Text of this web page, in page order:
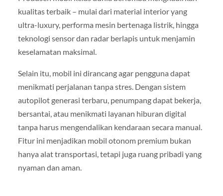
kualitas terbaik – mulai dari material interior yang
ultra-luxury, performa mesin bertenaga listrik, hingga
teknologi sensor dan radar berlapis untuk menjamin
keselamatan maksimal.
Selain itu, mobil ini dirancang agar pengguna dapat
menikmati perjalanan tanpa stres. Dengan sistem
autopilot generasi terbaru, penumpang dapat bekerja,
bersantai, atau menikmati layanan hiburan digital
tanpa harus mengendalikan kendaraan secara manual.
Fitur ini menjadikan mobil otonom premium bukan
hanya alat transportasi, tetapi juga ruang pribadi yang
nyaman dan aman.